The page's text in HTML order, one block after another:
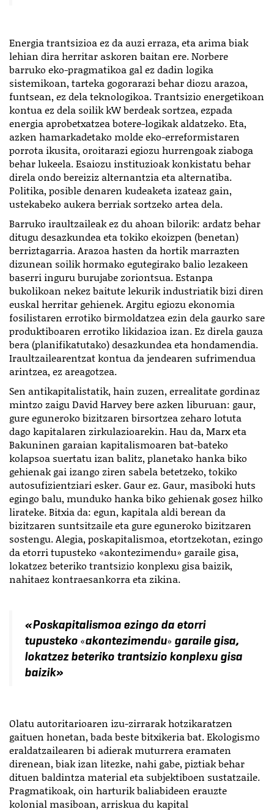
Energia trantsizioa ez da auzi erraza, eta arima biak
lehian dira herritar askoren baitan ere. Norbere
barruko eko-pragmatikoa gal ez dadin logika
sistemikoan, tarteka gogorarazi behar diozu arazoa,
funtsean, ez dela teknologikoa. Trantsizio energetikoan
kontua ez dela soilik kW berdeak sortzea, ezpada
energia aprobetxatzea botere-logikak aldatzeko. Eta,
azken hamarkadetako molde eko-erreformistaren
porrota ikusita, oroitarazi egiozu hurrengoak ziaboga
behar lukeela. Esaiozu instituzioak konkistatu behar
direla ondo bereiziz alternantzia eta alternatiba.
Politika, posible denaren kudeaketa izateaz gain,
ustekabeko aukera berriak sortzeko artea dela.
Barruko iraultzaileak ez du ahoan bilorik: ardatz behar
ditugu desazkundea eta tokiko ekoizpen (benetan)
berriztagarria. Arazoa hasten da hortik marrazten
dizunean soilik hormako egutegirako balio lezakeen
baserri inguru burujabe zoriontsua. Estanpa
bukolikoan nekez baitute lekurik industriatik bizi diren
euskal herritar gehienek. Argitu egiozu ekonomia
fosilistaren errotiko birmoldatzea ezin dela gaurko sare
produktiboaren errotiko likidazioa izan. Ez direla gauza
bera (planifikatutako) desazkundea eta hondamendia.
Iraultzailearentzat kontua da jendearen sufrimendua
arintzea, ez areagotzea.
Sen antikapitalistatik, hain zuzen, errealitate gordinaz
mintzo zaigu David Harvey bere azken liburuan: gaur,
gure eguneroko bizitzaren birsortzea zeharo lotuta
dago kapitalaren zirkulazioarekin. Hau da, Marx eta
Bakuninen garaian kapitalismoaren bat-bateko
kolapsoa suertatu izan balitz, planetako hanka biko
gehienak gai izango ziren sabela betetzeko, tokiko
autosufizientziari esker. Gaur ez. Gaur, masiboki huts
egingo balu, munduko hanka biko gehienak gosez hilko
lirateke. Bitxia da: egun, kapitala aldi berean da
bizitzaren suntsitzaile eta gure eguneroko bizitzaren
sostengu. Alegia, poskapitalismoa, etortzekotan, ezingo
da etorri tupusteko «akontezimendu» garaile gisa,
lokatzez beteriko trantsizio konplexu gisa baizik,
nahitaez kontraesankorra eta zikina.
«Poskapitalismoa ezingo da etorri
tupusteko «akontezimendu» garaile gisa,
lokatzez beteriko trantsizio konplexu gisa
baizik»
Olatu autoritarioaren izu-zirrarak hotzikaratzen
gaituen honetan, bada beste bitxikeria bat. Ekologismo
eraldatzailearen bi adierak muturrera eramaten
direnean, biak izan litezke, nahi gabe, piztiak behar
dituen baldintza material eta subjektiboen sustatzaile.
Pragmatikoak, oin harturik baliabideen erauzte
kolonial masiboan, arriskua du kapital